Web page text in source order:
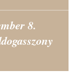
8.